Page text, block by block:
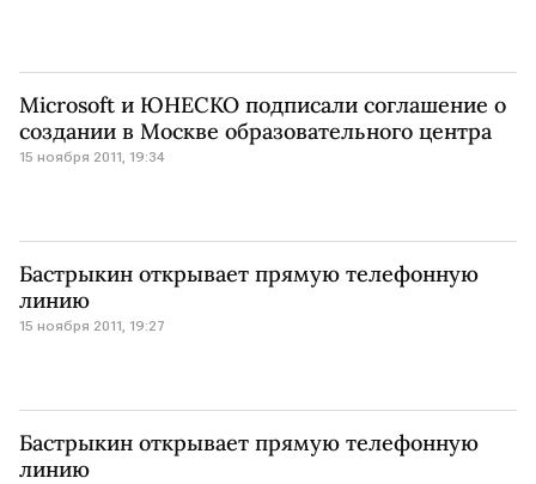
Microsoft и ЮНЕСКО подписали соглашение о
создании в Москве образовательного центра
15 ноября 2011, 19:34
Бастрыкин открывает прямую телефонную
линию
15 ноября 2011, 19:27
Бастрыкин открывает прямую телефонную
линию